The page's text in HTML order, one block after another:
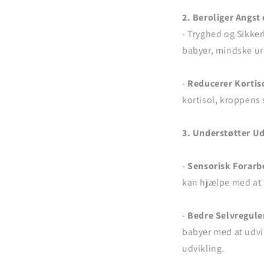
2. Beroliger Angst
- Tryghed og
babyer, mindske
- Reducerer
kortisol, kroppens
3. Understøtter
- Sensorisk
kan hjælpe med at
- Bedre
babyer med at
udvikling.